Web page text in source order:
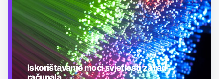
Iskorištavanje moći svjetlosti za rad
računala